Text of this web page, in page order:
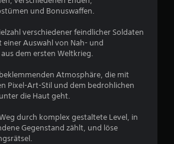
e
und Bonuswaffen.
verschiedener feindlicher Soldaten
Auswahl von Nah- und
dem ersten Weltkrieg.
Atmosphäre, die mit
Pixel-Art-Stil und dem bedrohlichen
die Haut geht.
durch komplex gestaltete Level, in
Gegenstand zählt, und löse